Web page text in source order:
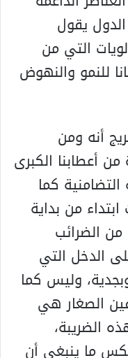
يقول
التي من
للنمو والنهوض
أنه ومن
أعطابنا الكبرى
كما
من بداية
الضرائب
الدخل التي
وليس كما
الصغار هي
الضريبة،
ما ينبغي أن